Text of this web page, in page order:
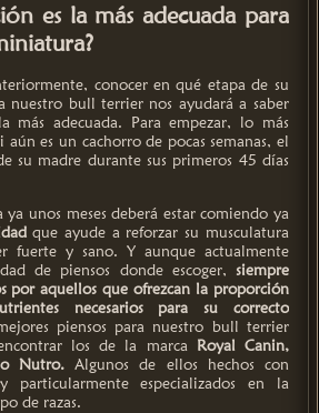
es la más adecuada para
conocer en qué etapa de su
nuestro bull terrier nos ayudará a saber
más adecuada. Para empezar, lo más
aún es un cachorro de pocas semanas, el
su madre durante sus primeros 45 días
unos meses deberá estar comiendo ya
que ayude a reforzar su musculatura
fuerte y sano. Y aunque actualmente
de piensos donde escoger, siempre
por aquellos que ofrezcan la proporción
necesarios para su correcto
piensos para nuestro bull terrier
los de la marca Royal Canin,
o Nutro.Algunos de ellos hechos con
particularmente especializados en la
de razas.